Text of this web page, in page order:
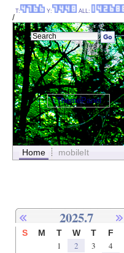
/
Home mobileIt
2025.7
S M T W T F
1 2 3 4
T: Y: ALL:
ThemePanel